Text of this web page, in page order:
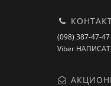
(098) 387-47-
Viber